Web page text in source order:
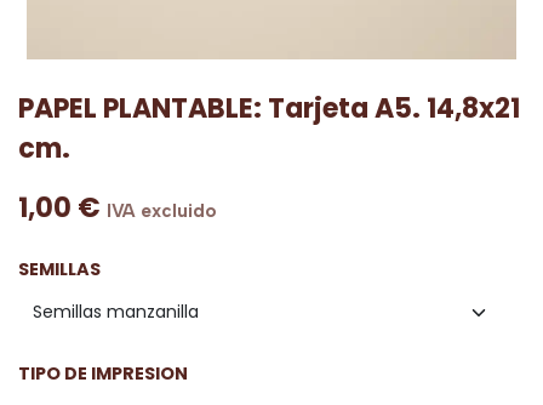
PAPEL PLANTABLE: Tarjeta A5. 14,8x21
cm.
1,00 € IVA excluido
SEMILLAS
TIPO DE IMPRESION